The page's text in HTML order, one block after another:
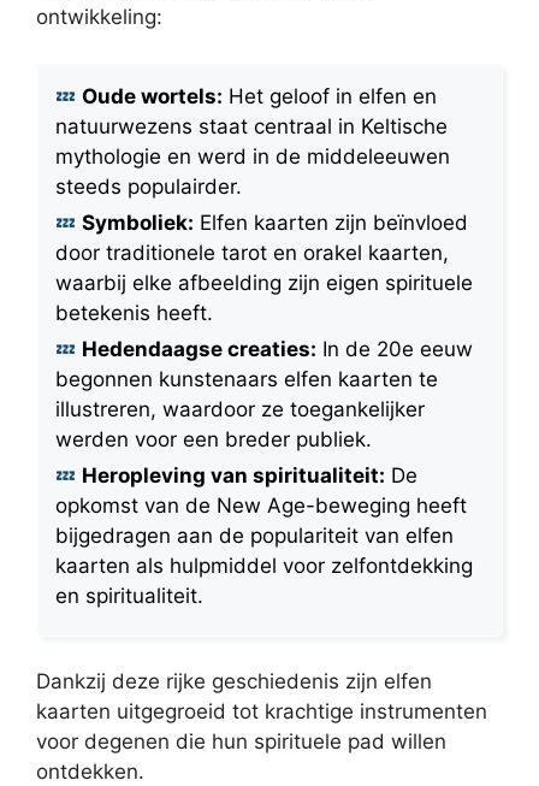
ontwikkeling:
Oude wortels: Het geloof in elfen en
natuurwezens staat centraal in Keltische
mythologie en werd in de middeleeuwen
steeds populairder.
Symboliek: Elfen kaarten zijn beïnvloed
door traditionele tarot en orakel kaarten,
waarbij elke afbeelding zijn eigen spirituele
betekenis heeft.
Hedendaagse creaties: In de 20e eeuw
begonnen kunstenaars elfen kaarten te
illustreren, waardoor ze toegankelijker
werden voor een breder publiek.
Heropleving van spiritualiteit: De
opkomst van de New Age-beweging heeft
bijgedragen aan de populariteit van elfen
kaarten als hulpmiddel voor zelfontdekking
en spiritualiteit.
Dankzij deze rijke geschiedenis zijn elfen
kaarten uitgegroeid tot krachtige instrumenten
voor degenen die hun spirituele pad willen
ontdekken.